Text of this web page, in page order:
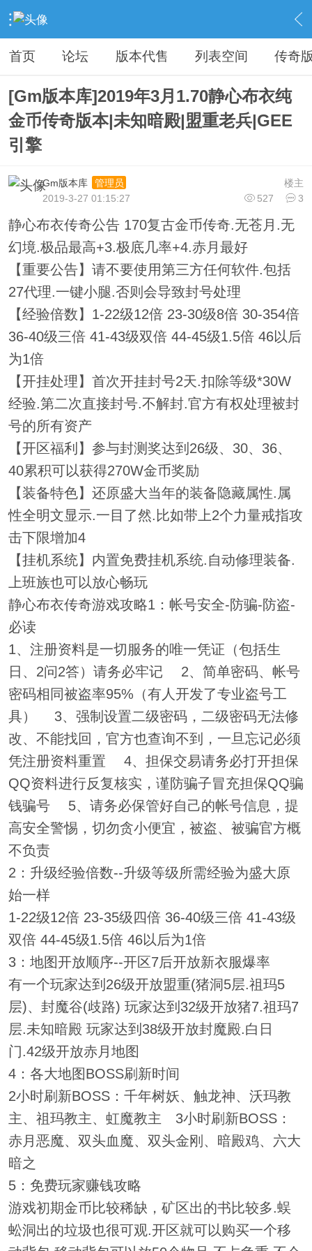
› 传奇私服专区 › 传奇商业版本免费下载 › 内容
首页 论坛 版本代售 列表空间 传奇
[Gm版本库]2019年3月1.70静心布衣纯
金币传奇版本|未知暗殿|盟重老兵|GEE
引擎
楼主
Gm版本库
管理员
527
3
2019-3-27 01:15:27
静心布衣传奇公告 170复古金币传奇.无苍月.无
幻境.极品最高+3.极底几率+4.赤月最好
【重要公告】请不要使用第三方任何软件.包括
27代理.一键小腿.否则会导致封号处理
【经验倍数】1-22级12倍 23-30级8倍 30-354倍
36-40级三倍 41-43级双倍 44-45级1.5倍 46以后
为1倍
【开挂处理】首次开挂封号2天.扣除等级*30W
经验.第二次直接封号.不解封.官方有权处理被封
号的所有资产
【开区福利】参与封测奖达到26级、30、36、
40累积可以获得270W金币奖励
【装备特色】还原盛大当年的装备隐藏属性.属
性全明文显示.一目了然.比如带上2个力量戒指攻
击下限增加4
【挂机系统】内置免费挂机系统.自动修理装备.
上班族也可以放心畅玩
静心布衣传奇游戏攻略1：帐号安全-防骗-防盗-
必读
1、注册资料是一切服务的唯一凭证（包括生
日、2问2答）请务必牢记 2、简单密码、帐号
密码相同被盗率95%（有人开发了专业盗号工
具） 3、强制设置二级密码，二级密码无法修
改、不能找回，官方也查询不到，一旦忘记必须
凭注册资料重置 4、担保交易请务必打开担保
QQ资料进行反复核实，谨防骗子冒充担保QQ骗
钱骗号 5、请务必保管好自己的帐号信息，提
高安全警惕，切勿贪小便宜，被盗、被骗官方概
不负责
2：升级经验倍数--升级等级所需经验为盛大原
始一样
1-22级12倍 23-35级四倍 36-40级三倍 41-43级
双倍 44-45级1.5倍 46以后为1倍
3：地图开放顺序--开区7后开放新衣服爆率
有一个玩家达到26级开放盟重(猪洞5层.祖玛5
层)、封魔谷(歧路) 玩家达到32级开放猪7.祖玛7
层.未知暗殿 玩家达到38级开放封魔殿.白日
门.42级开放赤月地图
4：各大地图BOSS刷新时间
2小时刷新BOSS：千年树妖、触龙神、沃玛教
主、祖玛教主、虹魔教主 3小时刷新BOSS：
赤月恶魔、双头血魔、双头金刚、暗殿鸡、六大
暗之
5：免费玩家赚钱攻略
游戏初期金币比较稀缺，矿区出的书比较多.蜈
蚣洞出的垃圾也很可观.开区就可以购买一个移